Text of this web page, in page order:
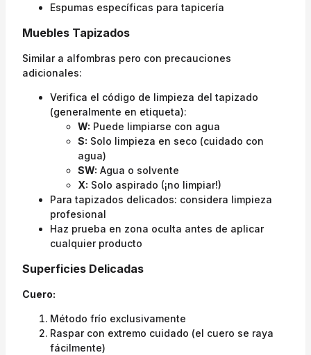
Espumas específicas para tapicería
Muebles Tapizados
Similar a alfombras pero con precauciones
adicionales:
Verifica el código de limpieza del tapizado
(generalmente en etiqueta):
W: Puede limpiarse con agua
S: Solo limpieza en seco (cuidado con
agua)
SW: Agua o solvente
X: Solo aspirado (¡no limpiar!)
Para tapizados delicados: considera limpieza
profesional
Haz prueba en zona oculta antes de aplicar
cualquier producto
Superficies Delicadas
Cuero:
Método frío exclusivamente
Raspar con extremo cuidado (el cuero se raya
fácilmente)